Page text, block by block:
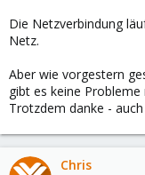
Die Netzverbindung
Netz.
Aber wie vorgestern
gibt es keine Probleme
Trotzdem danke -
Chris